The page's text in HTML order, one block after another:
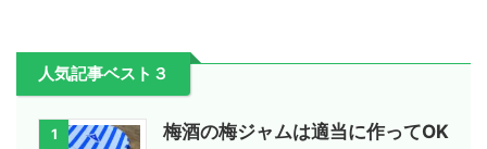
人気記事ベスト３
1 梅酒の梅ジャムは適当に作ってOK